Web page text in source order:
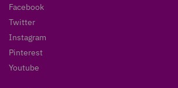
Facebook
Twitter
Instagram
Pinterest
Youtube